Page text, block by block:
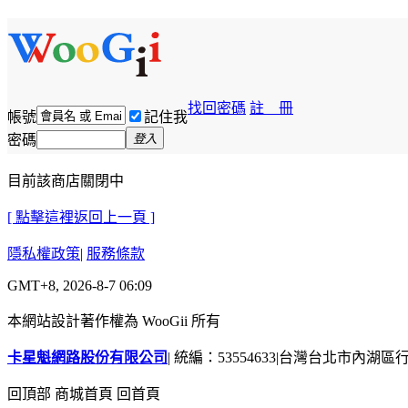
帳號 記住我
找回密碼 註 冊
密碼 登入
目前該商店關閉中
[ 點擊這裡返回上一頁 ]
隱私權政策| 服務條款
GMT+8, 2026-8-7 06:09
本網站設計著作權為 WooGii 所有
卡星魁網路股份有限公司 | 統編：53554633|台灣台北市內湖區
回頂部 商城首頁 回首頁